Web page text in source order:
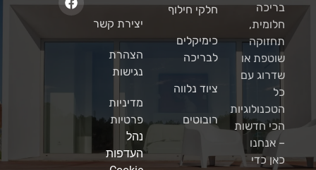
בריכה
חלומית,
תחזוקה
שוטפת או
שדרוג עם
כל
הטכנולוגיות
הכי חדשות
– אנחנו
כאן כדי
חלקי חילוף
כימיקלים
לבריכה
ציוד נלווה
רובוטים
יצירת קשר
הצהרת
נגישות
מדיניות
פרטיות
נהל
העדפות